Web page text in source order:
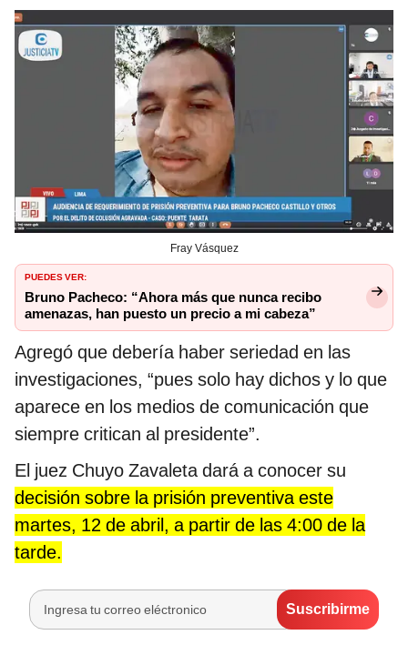
Fray Vásquez
PUEDES VER:
Bruno Pacheco: “Ahora más que nunca recibo
amenazas, han puesto un precio a mi cabeza”
Agregó que debería haber seriedad en las
investigaciones, “pues solo hay dichos y lo que
aparece en los medios de comunicación que
siempre critican al presidente”.
El juez Chuyo Zavaleta dará a conocer su
decisión sobre la prisión preventiva este
martes, 12 de abril, a partir de las 4:00 de la
tarde.